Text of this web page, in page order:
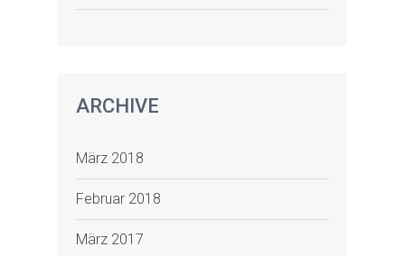
ARCHIVE
März 2018
Februar 2018
März 2017